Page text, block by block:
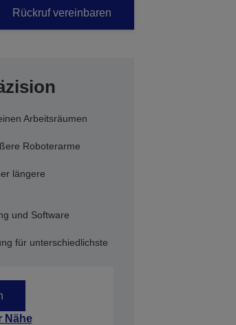
Rückruf vereinbaren
Arbeitsräumen
Roboterarme
längere
und Software
für unterschiedlichste
Nähe